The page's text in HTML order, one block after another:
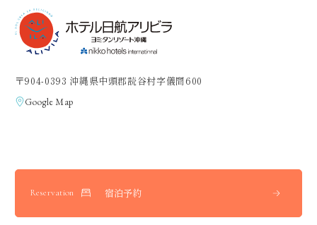
〒904-0393 沖縄県中頭郡読谷村字儀間600
Google Map
Reservation 宿泊予約